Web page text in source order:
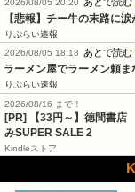
2026/08/05 20:20
【悲報】チー牛の末路に
りぷらい速報
2026/08/05 18:18
あとで読む
ラーメン屋でラーメン頼
りぷらい速報
2026/08/16 まで！
[PR]
【33円～】徳間書
みSUPER SALE 2
Kindleストア